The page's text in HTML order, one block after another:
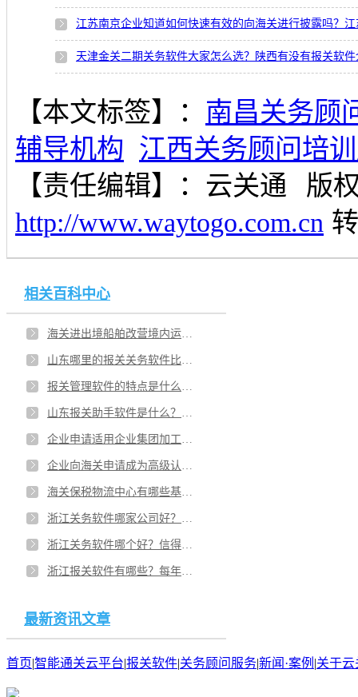
江苏南京企业知道如何快速有效的向海关进行披露吗？
天津金关二期关务软件大家怎么选？陕西有没有报关软
【本文标签】： 南昌关务顾
辅导机构 江西关务顾问培
【责任编辑】： 云关通
版
http://www.waytogo.com.cn
相关百科中心
海关进出境船舶改营境内运输监管有关事项的公告？江西南昌有关务顾问服务辅导符合监管要求吗？
山东哪里的报关关务软件比较好？济南关务系统报关费用怎样算？
报关管理软件的特点是什么？山东青岛进出口报关软件哪家公司的好用？
山东报关助手软件是什么？云报关软件有哪些？报关行关务软件哪里有？
企业申请适用企业集团加工贸易监管模式，对企业有什么要求？长沙加工贸易关务管理系统怎么选辅导公司？
企业向海关申请成为高级认证企业流程有哪些？湖南长沙aeo认证报关信息系统辅导有哪些服务类型？
海关保税物流中心有哪些基本情况？湖南长沙关务顾问服务的类别满足企业的需求吗？
浙江关务软件哪家公司好？报关系统售后怎样？报关管理软件要多少钱？
浙江关务软件哪个好？信得过的关务系统有？有报关软件开发服务吗？
浙江报关软件有哪些？每年要多少使用费？宁波进出口报关软件哪家好？
最新资讯文章
首页 智能通关云平台 报关软件 关务顾问服务新闻·案例 关于云